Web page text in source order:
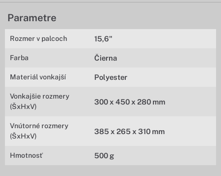
Parametre
Rozmer v palcoch 15,6"
Farba Čierna
Materiál vonkajší Polyester
Vonkajšie rozmery
(ŠxHxV)
300 x 450 x 280 mm
Vnútorné rozmery
(ŠxHxV)
385 x 265 x 310 mm
Hmotnosť 500 g